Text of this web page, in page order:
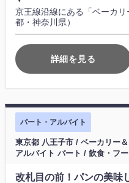
京王線沿線にある「ベーカ
都・神奈川県）
詳細を見る
パート・アルバイト
東京都 八王子市 / ベーカリー
アルバイト パート / 飲食・フ
改札目の前！パンの美味